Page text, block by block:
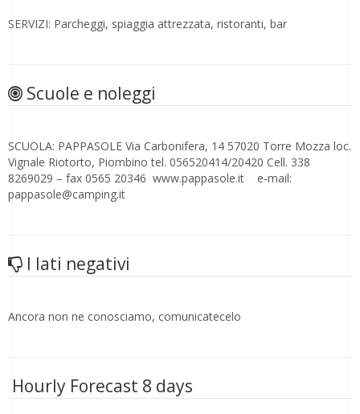
SERVIZI: Parcheggi, spiaggia attrezzata, ristoranti, bar
Scuole e noleggi
SCUOLA: PAPPASOLE Via Carbonifera, 14 57020 Torre Mozza loc.
Vignale Riotorto, Piombino tel. 056520414/20420 Cell. 338
8269029 – fax 0565 20346 www.pappasole.it e-mail:
pappasole@camping.it
I lati negativi
Ancora non ne conosciamo, comunicatecelo
Hourly Forecast 8 days